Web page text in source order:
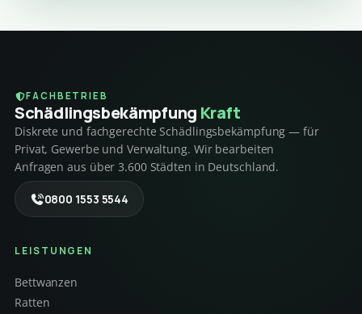
FACHBETRIEB
Schädlings­bekämpfung Kraft
Diskrete und fachgerechte Schädlingsbekämpfung — für
Privat, Gewerbe und Verwaltung. Wir bearbeiten
Anfragen aus über 3.600 Städten in Deutschland.
0800 1553 5544
LEISTUNGEN
Bettwanzen
Ratten